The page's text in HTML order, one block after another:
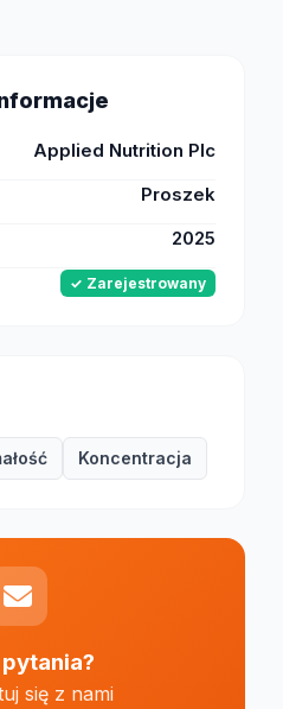
Applied Nutrition Plc
Proszek
2025
✓ Zarejestrowany
Koncentracja
się z nami